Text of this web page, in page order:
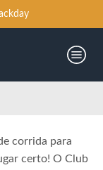
corrida para
certo! O Club